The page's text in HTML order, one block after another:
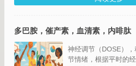
多巴胺，催产素，血清素，内啡肽
神经调节（DOSE）
节情绪，根据平时的